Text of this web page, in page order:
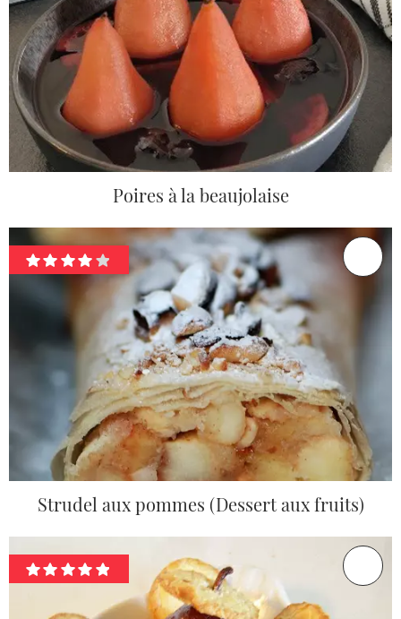
Poires à la beaujolaise
Strudel aux pommes (Dessert aux fruits)